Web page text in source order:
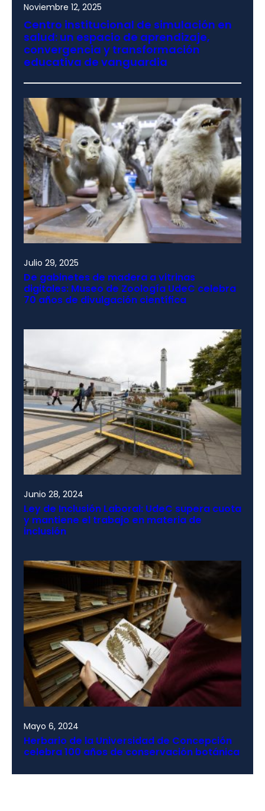
Noviembre 12, 2025
Centro institucional de simulación en
salud: un espacio de aprendizaje,
convergencia y transformación
educativa de vanguardia
Julio 29, 2025
De gabinetes de madera a vitrinas
digitales: Museo de Zoología UdeC celebra
70 años de divulgación científica
Junio 28, 2024
Ley de Inclusión Laboral: UdeC supera cuota
y mantiene el trabajo en materia de
inclusión
Mayo 6, 2024
Herbario de la Universidad de Concepción
celebra 100 años de conservación botánica